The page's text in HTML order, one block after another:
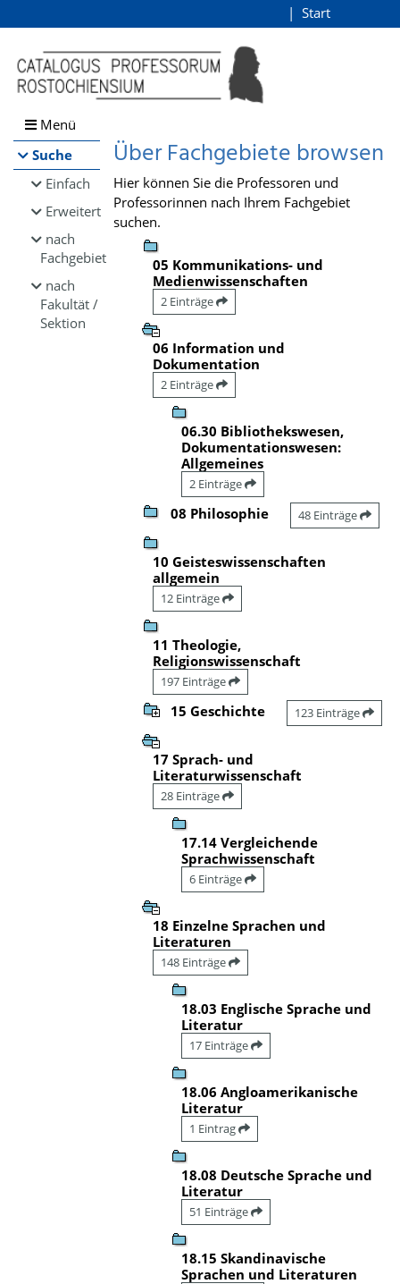
Browsen
direkt zum Inhalt
Start
Menü
Suche
Einfach
Erweitert
nach
Fachgebiet
nach
Fakultät /
Sektion
Über Fachgebiete browsen
Hier können Sie die Professoren und
Professorinnen nach Ihrem Fachgebiet
suchen.
05 Kommunikations- und
Medienwissenschaften
2 Einträge
06 Information und
Dokumentation
2 Einträge
06.30 Bibliothekswesen,
Dokumentationswesen:
Allgemeines
2 Einträge
08 Philosophie 48 Einträge
10 Geisteswissenschaften
allgemein
12 Einträge
11 Theologie,
Religionswissenschaft
197 Einträge
15 Geschichte 123 Einträge
17 Sprach- und
Literaturwissenschaft
28 Einträge
17.14 Vergleichende
Sprachwissenschaft
6 Einträge
18 Einzelne Sprachen und
Literaturen
148 Einträge
18.03 Englische Sprache und
Literatur
17 Einträge
18.06 Angloamerikanische
Literatur
1 Eintrag
18.08 Deutsche Sprache und
Literatur
51 Einträge
18.15 Skandinavische
Sprachen und Literaturen